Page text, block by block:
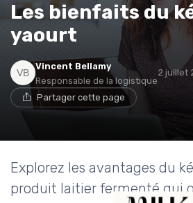
Les bienfaits du
yaourt
Vincent Bellamy
Responsable de la logistique
2 juillet
Partager cette page
Explorez les avantages du
produit laitier fermenté qui